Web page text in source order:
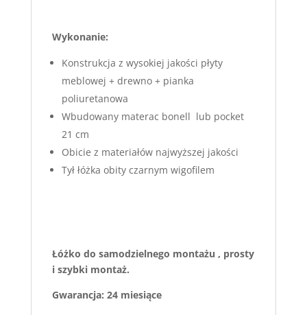
Wykonanie:
Konstrukcja z wysokiej jakości płyty
meblowej + drewno + pianka
poliuretanowa
Wbudowany materac bonell lub pocket
21 cm
Obicie z materiałów najwyższej jakości
Tył łóżka obity czarnym wigofilem
Łóżko do samodzielnego montażu , prosty
i szybki montaż.
Gwarancja: 24 miesiące